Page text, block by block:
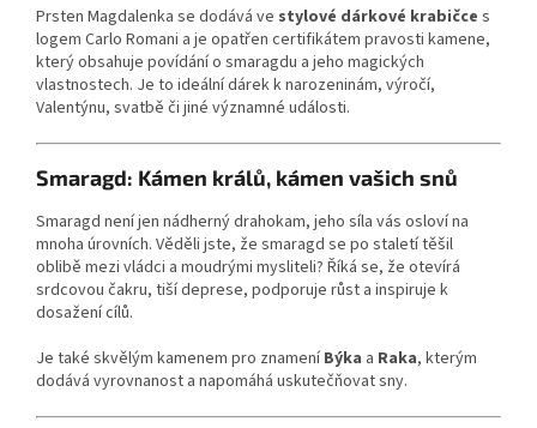
Prsten Magdalenka se dodává ve stylové dárkové krabičce s
logem Carlo Romani a je opatřen certifikátem pravosti kamene,
který obsahuje povídání o smaragdu a jeho magických
vlastnostech. Je to ideální dárek k narozeninám, výročí,
Valentýnu, svatbě či jiné významné události.
Smaragd: Kámen králů, kámen vašich snů
Smaragd není jen nádherný drahokam, jeho síla vás osloví na
mnoha úrovních. Věděli jste, že smaragd se po staletí těšil
oblibě mezi vládci a moudrými mysliteli? Říká se, že otevírá
srdcovou čakru, tiší deprese, podporuje růst a inspiruje k
dosažení cílů.
Je také skvělým kamenem pro znameníBýka a Raka, kterým
dodává vyrovnanost a napomáhá uskutečňovat sny.